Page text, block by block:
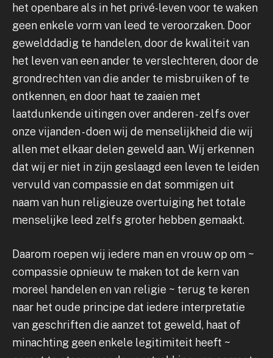
het openbare als in het privé-leven voor te waken
geen enkele vorm van leed te veroorzaken. Door
gewelddadig te handelen, door de kwaliteit van
het leven van een ander te verslechteren, door de
grondrechten van die ander te misbruiken of te
ontkennen, en door haat te zaaien met
laatdunkende uitingen over anderen - zelfs over
onze vijanden - doen wij de menselijkheid die wij
allen met elkaar delen geweld aan. Wij erkennen
dat wij er niet in zijn geslaagd een leven te leiden
vervuld van compassie en dat sommigen uit
naam van hun religieuze overtuiging het totale
menselijke leed zelfs groter hebben gemaakt.
Daarom roepen wij iedere man en vrouw op om ~
compassie opnieuw te maken tot de kern van
moreel handelen en van religie ~ terug te keren
naar het oude principe dat iedere interpretatie
van geschriften die aanzet tot geweld, haat of
minachting geen enkele legitimiteit heeft ~